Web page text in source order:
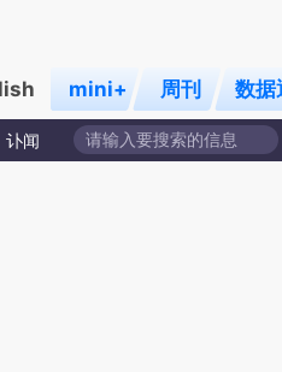
mini+ 周刊 数据
讣闻